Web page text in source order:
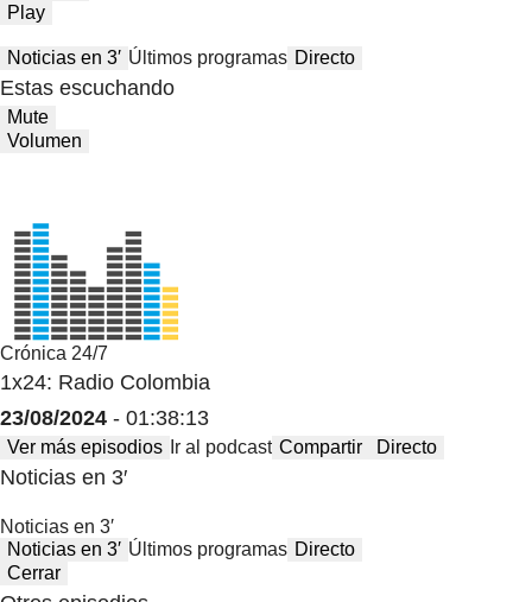
Play
Noticias en 3′ Últimos programas Directo
Estas escuchando
Mute
Volumen
Crónica 24/7
1x24: Radio Colombia
23/08/2024 - 01:38:13
Ver más episodios Ir al podcast Compartir Directo
Noticias en 3′
Noticias en 3′
Noticias en 3′ Últimos programas Directo
Cerrar